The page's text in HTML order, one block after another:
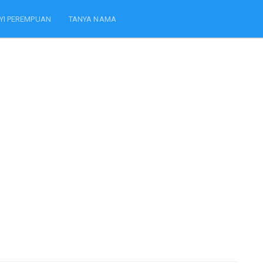
PEREMPUAN TANYA NAMA